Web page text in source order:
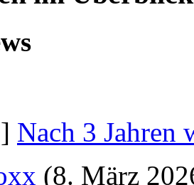
Nach 3 Jahren
(8. März